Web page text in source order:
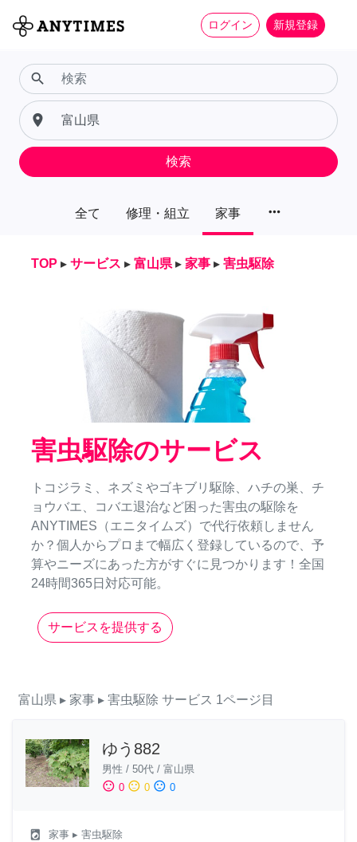
ログイン 新規登録
全て 修理・組立 家事 more_horiz
search
place
検索
TOP ▸ サービス ▸ 富山県 ▸ 家事 ▸ 害虫駆除
害虫駆除のサービス
トコジラミ、ネズミやゴキブリ駆除、ハチの巣、チ
ョウバエ、コバエ退治など困った害虫の駆除を
ANYTIMES（エニタイムズ）で代行依頼しません
か？個人からプロまで幅広く登録しているので、予
算やニーズにあった方がすぐに見つかります！全国
24時間365日対応可能。
サービスを提供する
富山県 ▸ 家事 ▸ 害虫駆除 サービス 1ページ目
ゆう882
男性 / 50代 / 富山県
sentiment_satisfied 0 sentiment_neutral 0 sentiment_dissatisfied 0
local_laundry_service 家事 ▸ 害虫駆除